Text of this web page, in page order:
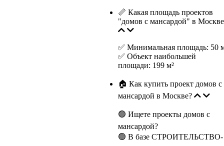
📏 Какая площадь проектов
"домов с мансардой" в
✅ Минимальная площадь: 50
✅ Объект наибольшей
площади: 199 м²
🏠 Как купить проект домов с
мансардой в Москве?
🟢 Ищете проекты домов с
мансардой?
🟢 В базе СТРОИТЕЛЬСТВО-